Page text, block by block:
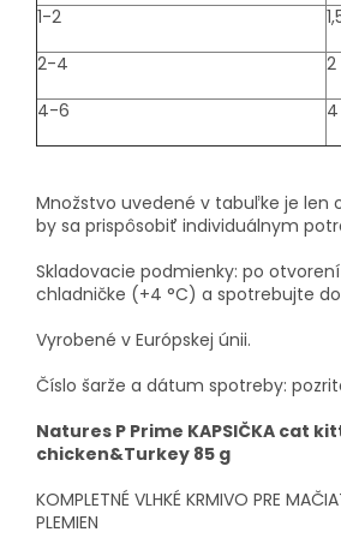
1-2
2-4
2
4-6
4
Množstvo uvedené v tabuľke je len
by sa prispôsobiť individuálnym
Skladovacie podmienky: po
chladničke (+4 °C) a spotrebujte
Vyrobené v Európskej únii.
Číslo šarže a dátum spotreby:
Natures P Prime KAPSIČKA cat
chicken&Turkey 85 g
KOMPLETNÉ VLHKÉ KRMIVO PRE
PLEMIEN